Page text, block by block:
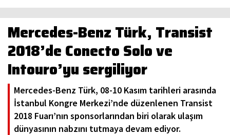
Mercedes-Benz Türk, Transist
2018’de Conecto Solo ve
Intouro’yu sergiliyor
Mercedes-Benz Türk, 08-10 Kasım tarihleri arasında
İstanbul Kongre Merkezi’nde düzenlenen Transist
2018 Fuarı’nın sponsorlarından biri olarak ulaşım
dünyasının nabzını tutmaya devam ediyor.